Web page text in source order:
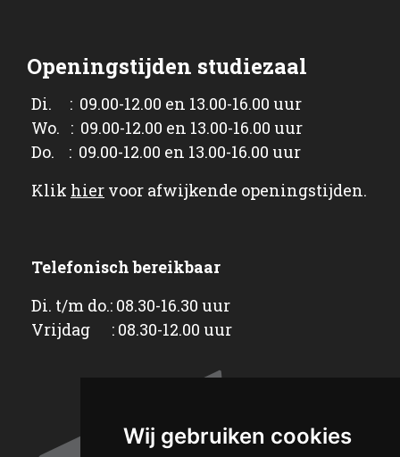
Wij gebruiken cookies
Openingstijden studiezaal
Di. : 09.00-12.00 en 13.00-16.00 uur
Wo. : 09.00-12.00 en 13.00-16.00 uur
Do. : 09.00-12.00 en 13.00-16.00 uur
Klik hier voor afwijkende openingstijden.
Telefonisch bereikbaar
Di. t/m do.: 08.30-16.30 uur
Vrijdag : 08.30-12.00 uur